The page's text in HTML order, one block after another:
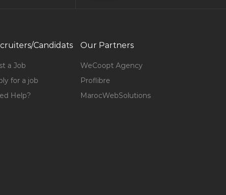
Candidats
a Job
for a job
Help?
Our Partners
WeCoopt Agency
Proflibre
MarocWebSolutions